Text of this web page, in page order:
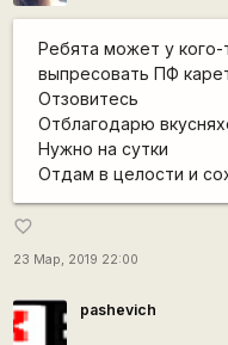
Ребята может у
выпресовать ПФ
Отзовитесь
Отблагодарю
Нужно на сутки
Отдам в целости и
favorite_border
23 Мар, 2019 22:00
pashevich